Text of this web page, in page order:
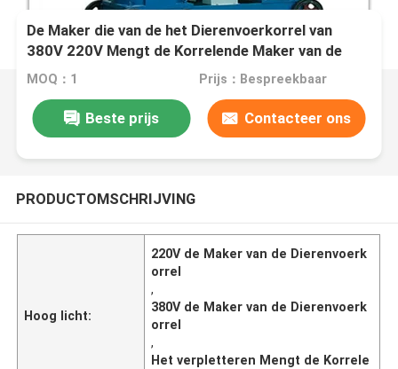
De Maker die van de het Dierenvoerkorrel van
380V 220V Mengt de Korrelende Maker van de
Voedselkorrel verpletteren
MOQ：1 Prijs：Bespreekbaar
Beste prijs Contacteer ons
PRODUCTOMSCHRIJVING
Hoog licht:
220V de Maker van de Dierenvoerk
orrel
,
380V de Maker van de Dierenvoerk
orrel
,
Het verpletteren Mengt de Korrele